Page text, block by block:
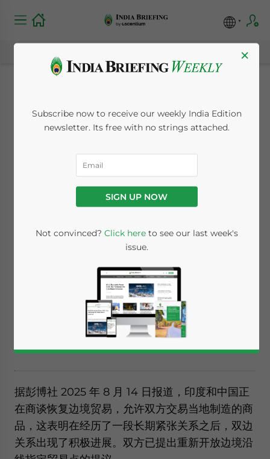
印中贸易与外交回暖
< 1
Available language
在经历多年关系紧张后，中国与印度正采取积极措
放边境贸易展开磋商，拟允许本地制造商品流通，
2020年起中断的直航客运服务。
一系列积极进展正值印度总理纳伦德拉
津出席2025年8月28日举行的上海合作组织峰会
据彭博社 2025 年 8 月 14 日报道，印度和中国正
在商谈恢复边境贸易，允许双方交易当地制造的商
品，这表明在经历了一段长期紧张关系之后，双边
关系出现了积极进展。双方已提出重新开放边境沿
×
Subscribe now to receive our weekly India Edition
newsletter. Its free with no strings attached.
SIGN UP NOW
Not convinced? Click hereto see our last week's
issue.